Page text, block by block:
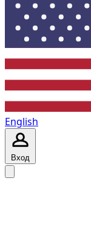
English
Вход